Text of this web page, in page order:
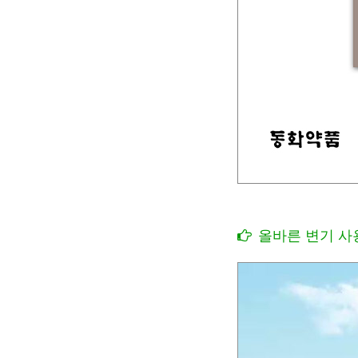
올바른 변기 사